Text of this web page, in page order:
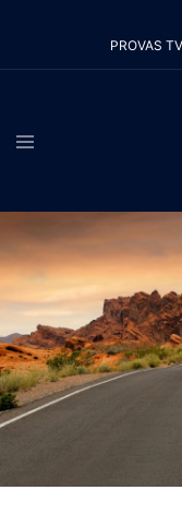
o
PROVAS
Alternar
menu